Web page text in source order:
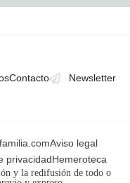
Contacto Newsletter
Aviso legal
privacidadHemeroteca
y la redifusión de todo o